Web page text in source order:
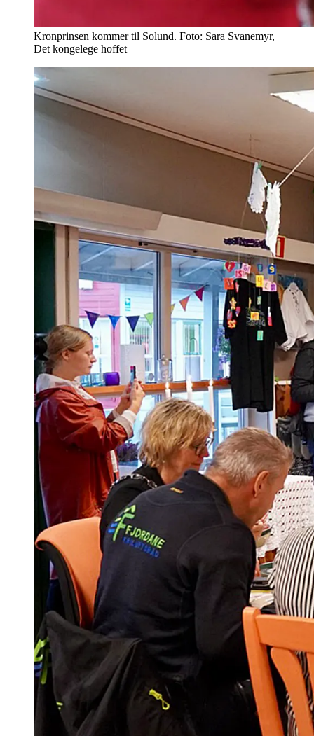
Kronprinsen kommer til Solund. Foto: Sara Svanemyr,
Det kongelege hoffet